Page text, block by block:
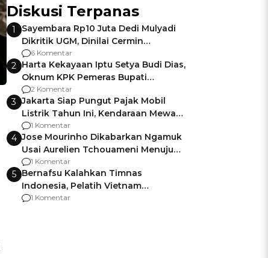
Diskusi Terpanas
1
Sayembara Rp10 Juta Dedi Mulyadi
Dikritik UGM, Dinilai Cermin
Gagalnya Negara Jamin Keamanan
6 Komentar
2 Harta Kekayaan Iptu Setya Budi Dias,
Oknum KPK Pemeras Bupati
Pemalang
2 Komentar
3 Jakarta Siap Pungut Pajak Mobil
Listrik Tahun Ini, Kendaraan Mewah
Kena hingga 75% PKB
1 Komentar
4 Jose Mourinho Dikabarkan Ngamuk
Usai Aurelien Tchouameni Menuju
Manchester United
1 Komentar
5 Bernafsu Kalahkan Timnas
Indonesia, Pelatih Vietnam
Berencana Pakai Jimat di Pakansari
1 Komentar